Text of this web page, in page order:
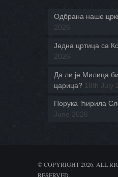
Одбрана наше
2026
Једна цртица са
2026
Да ли је Милица
царица? 18th July
Порука Ћирила
June 2026
© COPYRIGHT 2026. ALL